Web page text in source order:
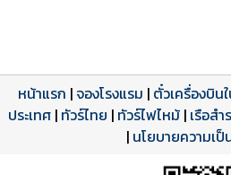
โปรแกรมทัวร์
ดาวน์โหลด
รีวิวลูกค้าจริง
รีวิวจาก eTravelWay
เปิ
ใบอนุญาตนำเที่ยว
เลขที่ 11/11450
เปิดหน้
หน้าแรก |จองโรงแรม | ตั๋วเครื่องบิน
ประเทศ | ทัวร์ไทย | ทัวร์ไฟไหม้ | เรือส
| นโยบายความเ